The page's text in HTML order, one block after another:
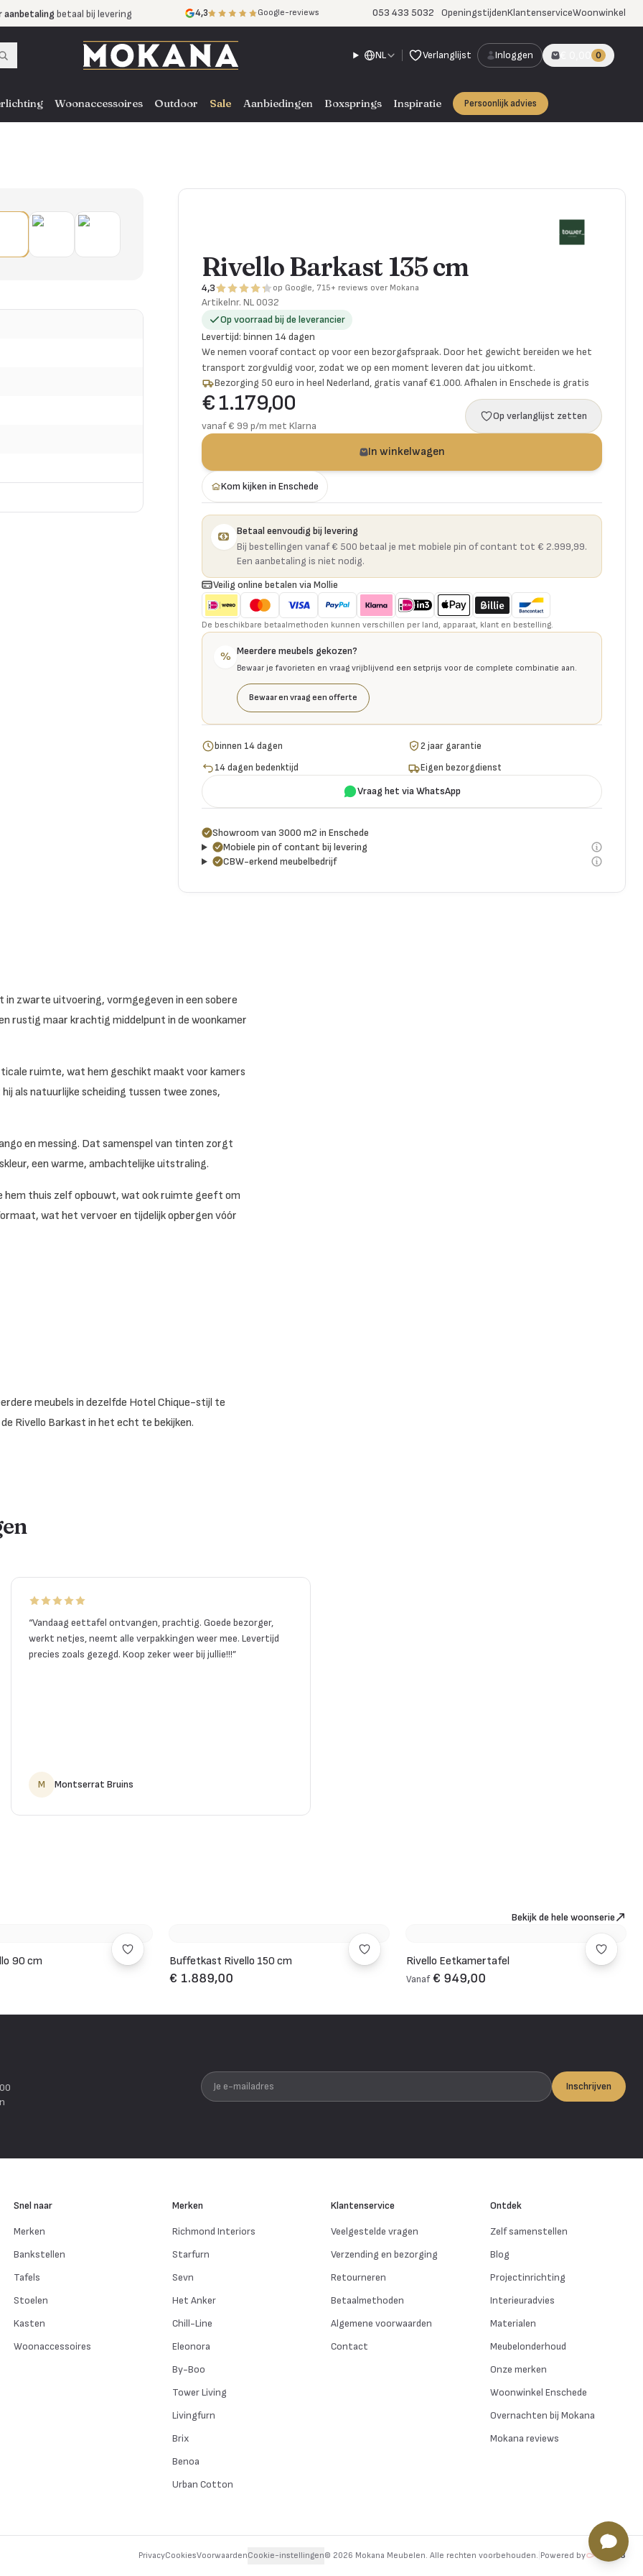
aanbetaling betaal bij levering
door heel NL, BE en DE
4,3 Google-reviews 053 433 5032 OpeningstijdenKlantenserviceWoonwinkel
NL Verlanglijst Inloggen € 0,00 0
Woonaccessoires Outdoor Sale Aanbiedingen Boxsprings Inspiratie Persoonlijk advies
Rivello Barkast 135 cm
4,3 op Google, 715+ reviews over Mokana
Artikelnr. NL 0032
Op voorraad bij de leverancier
Levertijd: binnen 14 dagen
We nemen vooraf contact op voor een bezorgafspraak. Door het gewicht bereiden we het
transport zorgvuldig voor, zodat we op een moment leveren dat jou uitkomt.
Bezorging 50 euro in heel Nederland, gratis vanaf €1.000. Afhalen in Enschede is gratis
€ 1.179,00
vanaf € 99 p/m met Klarna
Op verlanglijst zetten
In winkelwagen
Kom kijken in Enschede
Betaal eenvoudig bij levering
Bij bestellingen vanaf € 500 betaal je met mobiele pin of contant tot € 2.999,99.
Een aanbetaling is niet nodig.
Veilig online betalen via Mollie
De beschikbare betaalmethoden kunnen verschillen per land, apparaat, klant en bestelling.
% Meerdere meubels gekozen?
Bewaar je favorieten en vraag vrijblijvend een setprijs voor de complete combinatie aan.
Bewaar en vraag een offerte
binnen 14 dagen
2 jaar garantie
14 dagen bedenktijd
Eigen bezorgdienst
Vraag het via WhatsApp
Showroom van 3000 m2 in Enschede
Mobiele pin of contant bij levering
CBW-erkend meubelbedrijf
in zwarte uitvoering, vormgegeven in een sobere
rustig maar krachtig middelpunt in de woonkamer
ruimte, wat hem geschikt maakt voor kamers
als natuurlijke scheiding tussen twee zones,
en messing. Dat samenspel van tinten zorgt
een warme, ambachtelijke uitstraling.
thuis zelf opbouwt, wat ook ruimte geeft om
wat het vervoer en tijdelijk opbergen vóór
meubels in dezelfde Hotel Chique-stijl te
Rivello Barkast in het echt te bekijken.
“Vandaag eettafel ontvangen, prachtig. Goede bezorger,
werkt netjes, neemt alle verpakkingen weer mee. Levertijd
precies zoals gezegd. Koop zeker weer bij jullie!!!”
M Montserrat Bruins
Bekijk de hele woonserie
90 cm Buffetkast Rivello 150 cm
€ 1.889,00
Rivello Eetkamertafel
Vanaf € 949,00
Je e-mailadres
Inschrijven
Snel naar
Merken
Bankstellen
Tafels
Stoelen
Kasten
Woonaccessoires
Merken
Richmond Interiors
Starfurn
Sevn
Het Anker
Chill-Line
Eleonora
By-Boo
Tower Living
Livingfurn
Brix
Benoa
Urban Cotton
Klantenservice
Veelgestelde vragen
Verzending en bezorging
Retourneren
Betaalmethoden
Algemene voorwaarden
Contact
Ontdek
Zelf samenstellen
Blog
Projectinrichting
Interieuradvies
Materialen
Meubelonderhoud
Onze merken
Woonwinkel Enschede
Overnachten bij Mokana
Mokana reviews
PrivacyCookiesVoorwaardenCookie-instellingen© 2026 Mokana Meubelen. Alle rechten voorbehouden. Powered by byte8